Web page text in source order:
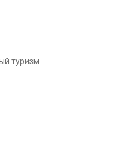
туризм